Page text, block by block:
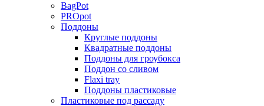
BagPot
PROpot
Поддоны
Круглые поддоны
Квадратные поддоны
Поддоны для гроубокса
Поддон со сливом
Flaxi tray
Поддоны пластиковые
Пластиковые под рассаду